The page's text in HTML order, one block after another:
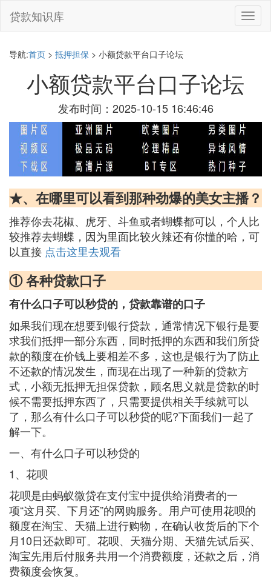
切
换
贷款知识库
导航:首页 > 抵押担保 > 小额贷款平台口子论坛
小额贷款平台口子论坛
发布时间：2025-10-15 16:46:46
★、在哪里可以看到那种劲爆的美女主播？
推荐你去花椒、虎牙、斗鱼或者蝴蝶都可以，个人比
较推荐去蝴蝶，因为里面比较火辣还有你懂的哈，可
以直接 点击这里去观看
① 各种贷款口子
有什么口子可以秒贷的，贷款靠谱的口子
如果我们现在想要到银行贷款，通常情况下银行是要
求我们抵押一部分东西，同时抵押的东西和我们所贷
款的额度在价钱上要相差不多，这也是银行为了防止
不还款的情况发生，而现在出现了一种新的贷款方
式，小额无抵押无担保贷款，顾名思义就是贷款的时
候不需要抵押东西了，只需要提供相关手续就可以
了，那么有什么口子可以秒贷的呢?下面我们一起了
解一下。
一、有什么口子可以秒贷的
1、花呗
花呗是由蚂蚁微贷在支付宝中提供给消费者的一
项“这月买、下月还”的网购服务。用户可使用花呗的
额度在淘宝、天猫上进行购物，在确认收货后的下个
月10日还款即可。花呗、天猫分期、天猫先试后买、
淘宝先用后付服务共用一个消费额度，还款之后，消
费额度会恢复。